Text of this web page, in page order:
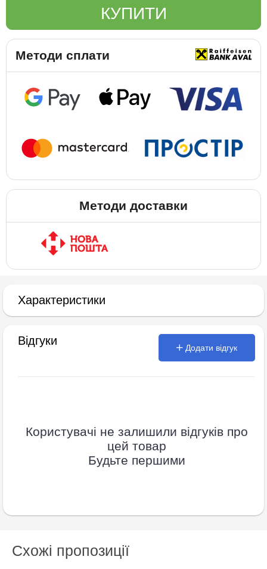
КУПИТИ
Методи сплати
Методи доставки
Характеристики
Відгуки
Додати відгук
Користувачі не залишили відгуків про
цей товар
Будьте першими
Схожі пропозиції